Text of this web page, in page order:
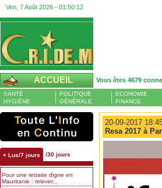
Ven, 7 Août 2026 - 01:50:12
ACCUEIL Vous êtes 4679
SANTÉ
HYGIÈNE
POLITIQUE
GÉNÉRALE
ECONOMIE
FINANCE
+ Lus/7 jours /30 jours
Pour une retraite digne en
Mauritanie : relever...
20-09-2017
Resa 2017 à